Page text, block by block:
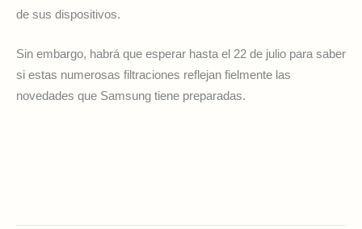
de sus dispositivos.
Sin embargo, habrá que esperar hasta el 22 de julio para saber
si estas numerosas filtraciones reflejan fielmente las
novedades que Samsung tiene preparadas.